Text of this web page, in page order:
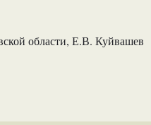
области, Е.В. Куйвашев